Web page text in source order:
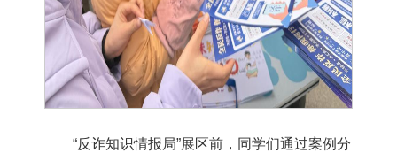
“反诈知识情报局”展区前，同学们通过案例分